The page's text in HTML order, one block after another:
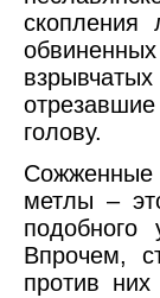
скопления
голову.
метлы –
Впрочем,
против